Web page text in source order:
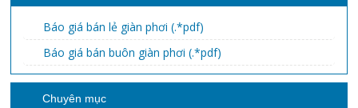
Báo giá bán lẻ giàn phơi (.*pdf)
Báo giá bán buôn giàn phơi (.*pdf)
Chuyên mục